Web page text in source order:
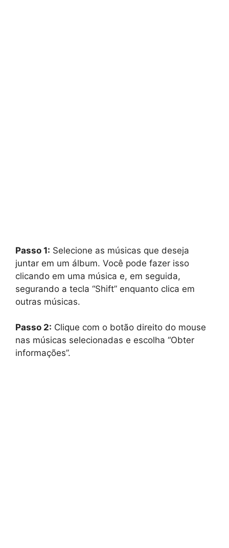
Passo 1: Selecione as músicas que deseja
juntar em um álbum. Você pode fazer isso
clicando em uma música e, em seguida,
segurando a tecla “Shift” enquanto clica em
outras músicas.
Passo 2: Clique com o botão direito do mouse
nas músicas selecionadas e escolha “Obter
informações”.